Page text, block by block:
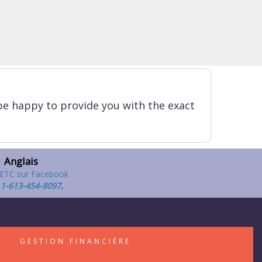
happy to provide you with the exact
Anglais
1-613-454-8097.
GESTION FINANCIÈRE